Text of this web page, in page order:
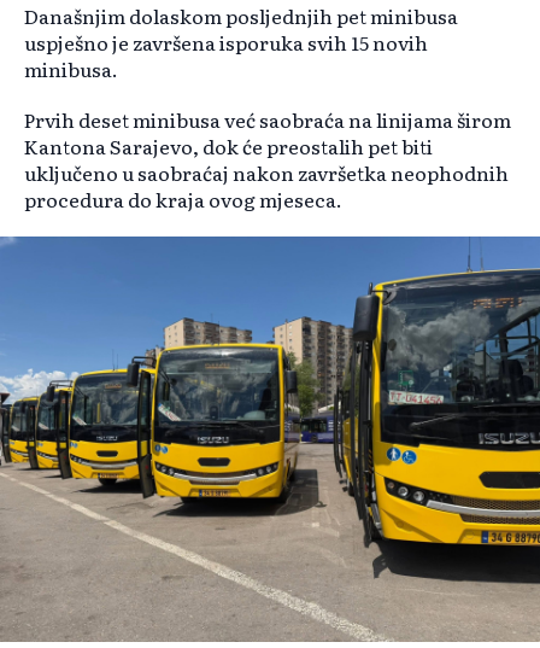
Današnjim dolaskom posljednjih pet minibusa
uspješno je završena isporuka svih 15 novih
minibusa.
Prvih deset minibusa već saobraća na linijama širom
Kantona Sarajevo, dok će preostalih pet biti
uključeno u saobraćaj nakon završetka neophodnih
procedura do kraja ovog mjeseca.